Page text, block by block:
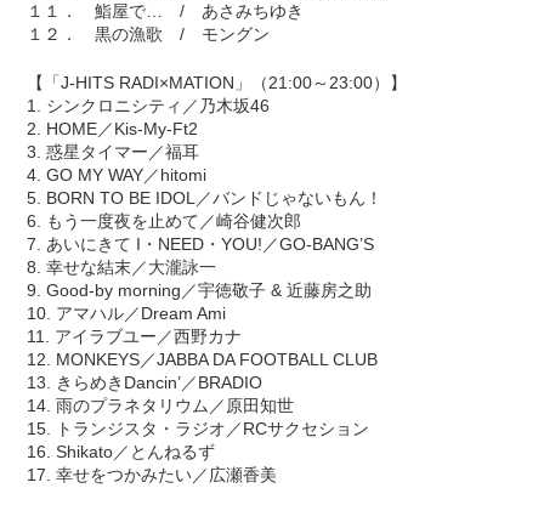
１１． 鮨屋で… / あさみちゆき
１２． 黒の漁歌 / モングン
【「J-HITS RADI×MATION」（21:00～23:00）】
1. シンクロニシティ／乃木坂46
2. HOME／Kis-My-Ft2
3. 惑星タイマー／福耳
4. GO MY WAY／hitomi
5. BORN TO BE IDOL／バンドじゃないもん！
6. もう一度夜を止めて／崎谷健次郎
7. あいにきて I・NEED・YOU!／GO-BANG’S
8. 幸せな結末／大瀧詠一
9. Good-by morning／宇徳敬子 & 近藤房之助
10. アマハル／Dream Ami
11. アイラブユー／西野カナ
12. MONKEYS／JABBA DA FOOTBALL CLUB
13. きらめきDancin’／BRADIO
14. 雨のプラネタリウム／原田知世
15. トランジスタ・ラジオ／RCサクセション
16. Shikato／とんねるず
17. 幸せをつかみたい／広瀬香美